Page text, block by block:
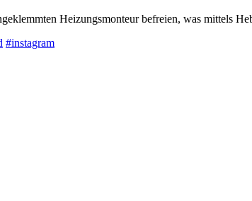
Heizungsmonteur befreien, was mittels
#instagram